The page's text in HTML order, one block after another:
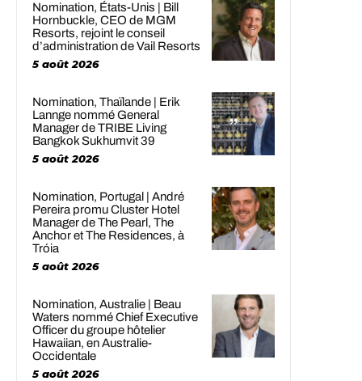
Nomination, États-Unis | Bill
Hornbuckle, CEO de MGM
Resorts, rejoint le conseil
d’administration de Vail Resorts
5 août 2026
Nomination, Thaïlande | Erik
Lannge nommé General
Manager de TRIBE Living
Bangkok Sukhumvit 39
5 août 2026
Nomination, Portugal | André
Pereira promu Cluster Hotel
Manager de The Pearl, The
Anchor et The Residences, à
Tróia
5 août 2026
Nomination, Australie | Beau
Waters nommé Chief Executive
Officer du groupe hôtelier
Hawaiian, en Australie-
Occidentale
5 août 2026